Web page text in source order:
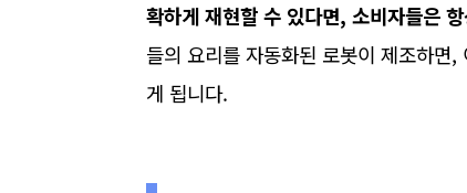
확하게 재현할 수 있다면, 소비자들은
들의 요리를 자동화된 로봇이 제조하면
게 됩니다.